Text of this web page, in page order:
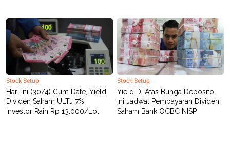
Stock Setup
Hari Ini (30/4) Cum Date, Yield
Dividen Saham ULTJ 7%,
Investor Raih Rp 13.000/Lot
Stock Setup
Yield Di Atas Bunga Deposito,
Ini Jadwal Pembayaran Dividen
Saham Bank OCBC NISP